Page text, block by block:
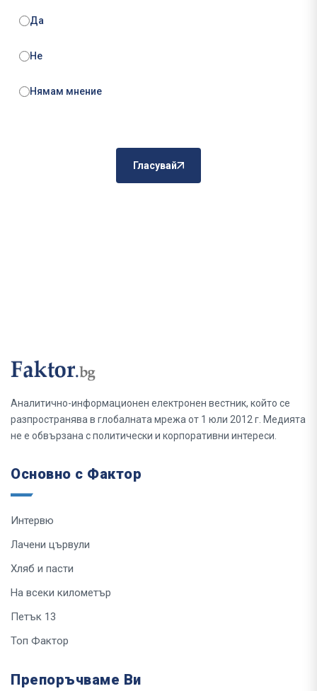
Да
Не
Нямам мнение
Гласувай
Аналитично-информационен електронен вестник, който се
разпространява в глобалната мрежа от 1 юли 2012 г. Медията
не е обвързана с политически и корпоративни интереси.
Основно с Фактор
Интервю
Лачени цървули
Хляб и пасти
На всеки километър
Петък 13
Топ Фактор
Препоръчваме Ви